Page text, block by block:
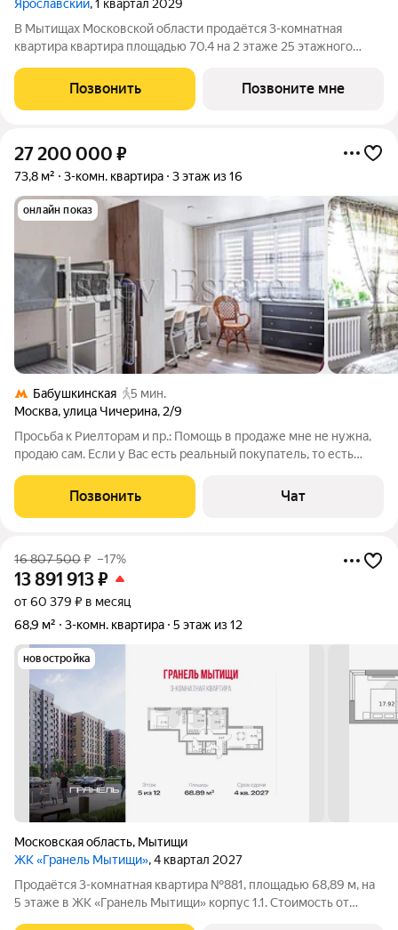
Ярославский, 1 квартал 2029
В Мытищах Московской области продаётся 3-комнатная
квартира квартира площадью 70.4 на 2 этаже 25 этажного
Удобное расположение 15 минут на общественном транспорте
до платформы Мытищи и 20
Позвонить Позвоните мне
27 200 000 ₽
73,8 м² 3-комн. квартира 3 этаж из 16
онлайн показ
Бабушкинская
5 мин.
Москва,улица Чичерина, 2/9
Просьба к Риелторам и пр.: Помощь в продаже мне не нужна,
продаю сам. Если у Вас есть реальный покупатель, то есть
комиссия ноль. Продаётся трёхкомнатная квартира в Москве, в
пешей доступности от
Позвонить Чат
16 807 500₽ –17%
13 891 913₽
от 60 379 ₽ в месяц
68,9 м²
3-комн. квартира 5 этаж из 12
новостройка
Московская область, Мытищи
ЖК «Гранель Мытищи», 4 квартал 2027
Продаётся 3-комнатная квартира №881, площадью 68,89 м, на
5 этаже в ЖК «Гранель Мытищи» корпус 1.1. Стоимость от